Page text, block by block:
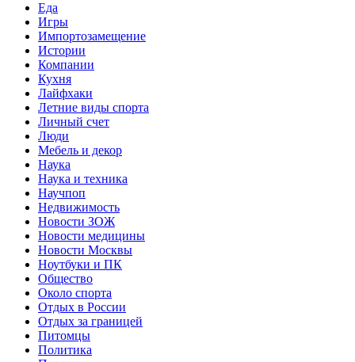
Еда
Игры
Импортозамещение
Истории
Компании
Кухня
Лайфхаки
Летние виды спорта
Личный счет
Люди
Мебель и декор
Наука
Наука и техника
Научпоп
Недвижимость
Новости ЗОЖ
Новости медицины
Новости Москвы
Ноутбуки и ПК
Общество
Около спорта
Отдых в России
Отдых за границей
Питомцы
Политика